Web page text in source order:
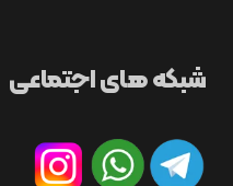
شبکه های اجتماعی